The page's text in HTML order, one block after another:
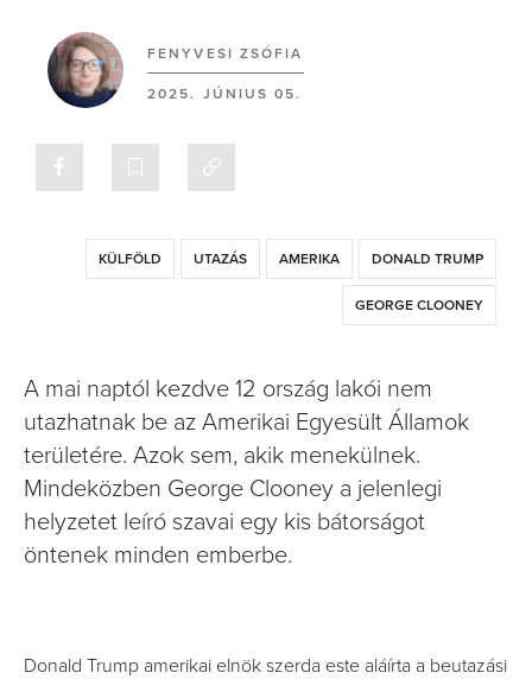
FENYVESI ZSÓFIA
2025. JÚNIUS 05.
KÜLFÖLD UTAZÁS AMERIKA DONALD TRUMP
GEORGE CLOONEY
A mai naptól kezdve 12 ország lakói nem
utazhatnak be az Amerikai Egyesült Államok
területére. Azok sem, akik menekülnek.
Mindeközben George Clooney a jelenlegi
helyzetet leíró szavai egy kis bátorságot
öntenek minden emberbe.
Donald Trump amerikai elnök szerda este aláírta a beutazási